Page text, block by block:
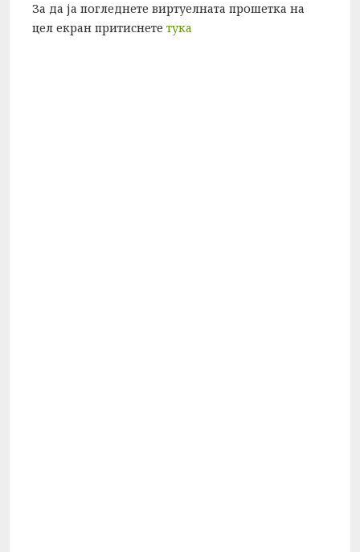
За да ја погледнете виртуелната прошетка на
цел екран притиснете тука